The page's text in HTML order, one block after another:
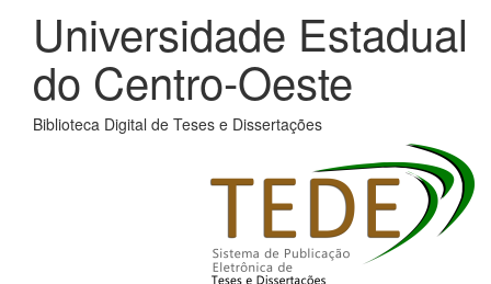
Universidade Estadual
do Centro-Oeste
Biblioteca Digital de Teses e Dissertações